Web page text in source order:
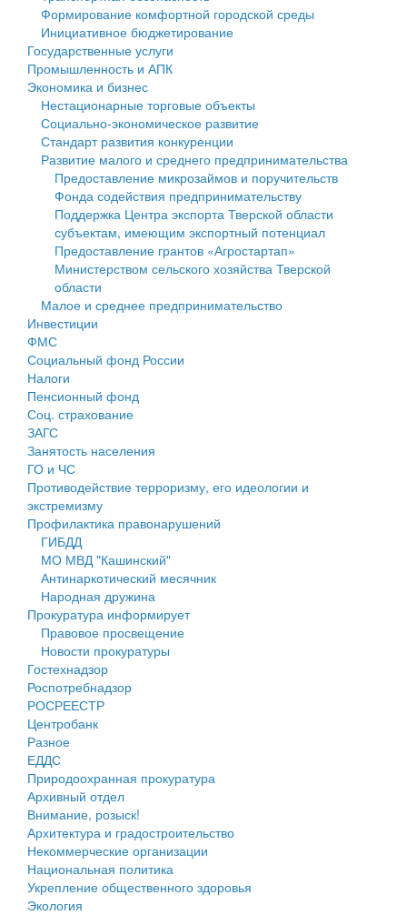
Государственные услуги
Промышленность и АПК
Экономика и бизнес
Символика
Устав
Гостям округа
Туризм
Культура
Образование
Здравоохранение
Социальная защита
Фотоальбом
муниципального округа Тверской области
Администрация Кашинского муниципального округа
Тверской области
Управление сельскими территориями
Открытые данные
Работа с обращениями граждан
Муниципальный контроль
Муниципальные услуги
Проекты административных регламентов
Антимонопольный комплаенс
Противодействие коррупции
Финансовое управление
Бюджет для граждан
Имущество
Выявление правообладателей ранее учтенных
объектов недвижимости
Имущественная поддержка субъектов малого и
среднего предпринимательства
Информационная поддержка субъектов малого и
среднего предпринимательства
Муниципальные программы
Контрольно-счетная палата
Персональные данные
Оценка регулирующего воздействия
Деятельность МУ
Нормативы градостроительного проектирования
Правила землепользования и застройки
Генеральные планы
Проекты планировки территории
Собрание депутатов
Городское поселение
Сельские поселения
Формирование комфортной городской среды
Инициативное бюджетирование
Государственные услуги
Промышленность и АПК
Экономика и бизнес
Нестационарные торговые объекты
Социально-экономическое развитие
Стандарт развития конкуренции
Развитие малого и среднего предпринимательства
Предоставление микрозаймов и поручительств
Фонда содействия предпринимательству
Поддержка Центра экспорта Тверской области
субъектам, имеющим экспортный потенциал
Предоставление грантов «Агростартап»
Министерством сельского хозяйства Тверской
области
Малое и среднее предпринимательство
Инвестиции
ФМС
Социальный фонд России
Налоги
Пенсионный фонд
Соц. страхование
ЗАГС
Занятость населения
ГО и ЧС
Противодействие терроризму, его идеологии и
экстремизму
Профилактика правонарушений
ГИБДД
МО МВД "Кашинский"
Антинаркотический месячник
Народная дружина
Прокуратура информирует
Правовое просвещение
Новости прокуратуры
Гостехнадзор
Роспотребнадзор
РОСРЕЕСТР
Центробанк
Разное
ЕДДС
Природоохранная прокуратура
Архивный отдел
Внимание, розыск!
Архитектура и градостроительство
Некоммерческие организации
Национальная политика
Укрепление общественного здоровья
Экология